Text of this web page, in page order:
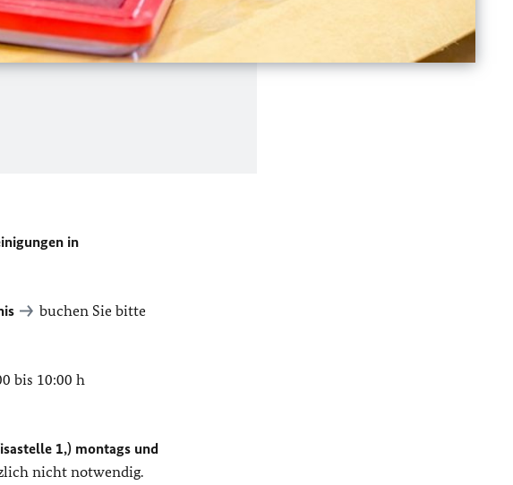
in
buchen Sie bitte
bis 10:00 h
1,) montags und
nicht notwendig.